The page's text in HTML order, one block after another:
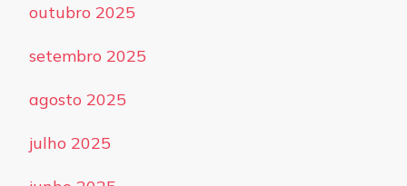
outubro 2025
setembro 2025
agosto 2025
julho 2025